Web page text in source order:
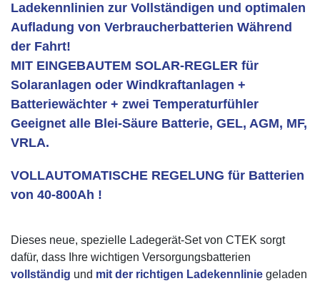
Ladekennlinien zur Vollständigen und optimalen
Aufladung von Verbraucherbatterien Während
der Fahrt!
MIT EINGEBAUTEM SOLAR-REGLER für
Solaranlagen oder Windkraftanlagen +
Batteriewächter + zwei Temperaturfühler
Geeignet alle Blei-Säure Batterie, GEL, AGM, MF,
VRLA.
VOLLAUTOMATISCHE REGELUNG für Batterien
von 40-800Ah !
Dieses neue, spezielle Ladegerät-Set von CTEK sorgt
dafür, dass Ihre wichtigen Versorgungsbatterien
vollständig und mit der richtigen Ladekennlinie geladen